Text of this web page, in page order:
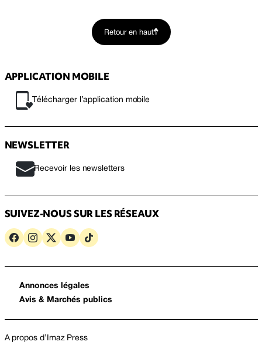
Retour en haut
APPLICATION MOBILE
Télécharger l’application mobile
NEWSLETTER
Recevoir les newsletters
SUIVEZ-NOUS SUR LES RÉSEAUX
Annonces légales
Avis & Marchés publics
A propos d’Imaz Press